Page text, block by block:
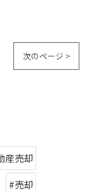
次のページ >
産売却
#売却